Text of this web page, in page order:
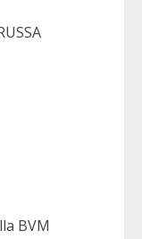
BVM